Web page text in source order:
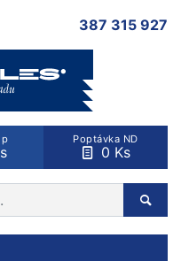
387 315 927
Poptávka ND
0 Ks